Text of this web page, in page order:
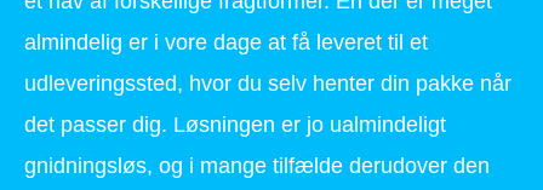
almindelig er i vore dage at få leveret til et
udleveringssted, hvor du selv henter din pakke når
det passer dig. Løsningen er jo ualmindeligt
gnidningsløs, og i mange tilfælde derudover den